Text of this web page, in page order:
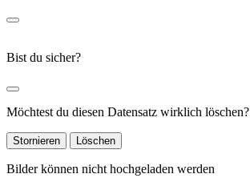
Bist du sicher?
Möchtest du diesen Datensatz wirklich löschen?
Stornieren Löschen
Bilder können nicht hochgeladen werden